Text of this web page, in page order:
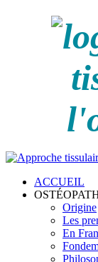
ACCUEIL
Origine
Les
En